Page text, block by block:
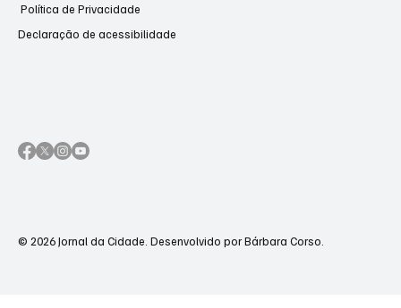
Política de Privacidade
Declaração de acessibilidade
© 2026 Jornal da Cidade. Desenvolvido por Bárbara Corso.